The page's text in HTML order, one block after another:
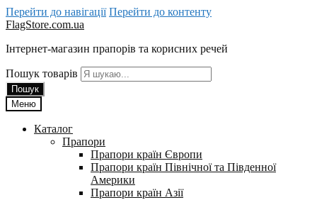
Перейти до навігації Перейти до контенту
FlagStore.com.ua
Інтернет-магазин прапорів та корисних речей
Пошук товарів
Пошук
Меню
Каталог
Прапори
Прапори країн Європи
Прапори країн Північної та Південної
Америки
Прапори країн Азії